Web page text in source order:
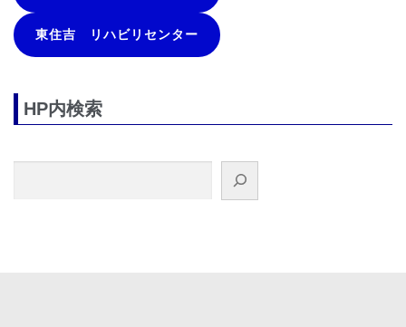
東住吉 リハビリセンター
HP内検索